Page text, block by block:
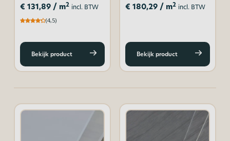
€ 131,89/ m2 incl. BTW
(4,5)
Bekijk product
€ 180,29/ m2 incl. BTW
Bekijk product